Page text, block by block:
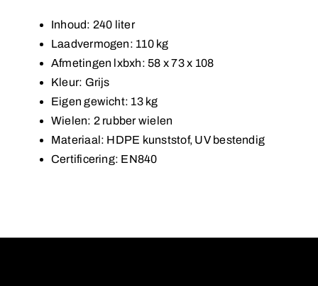
Inhoud: 240 liter
Laadvermogen: 110 kg
Afmetingen lxbxh: 58 x 73 x 108
Kleur: Grijs
Eigen gewicht: 13 kg
Wielen: 2 rubber wielen
Materiaal: HDPE kunststof, UV bestendig
Certificering: EN840